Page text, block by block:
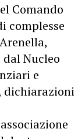
Comando
complesse
Nucleo
e
dichiarazioni